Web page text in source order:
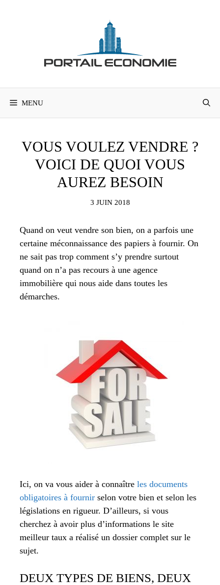
MENU
VOUS VOULEZ VENDRE ?
VOICI DE QUOI VOUS
AUREZ BESOIN
3 JUIN 2018
Quand on veut vendre son bien, on a parfois une
certaine méconnaissance des papiers à fournir. On
ne sait pas trop comment s’y prendre surtout
quand on n’a pas recours à une agence
immobilière qui nous aide dans toutes les
démarches.
Ici, on va vous aider à connaître les documents
obligatoires à fournir selon votre bien et selon les
législations en rigueur. D’ailleurs, si vous
cherchez à avoir plus d’informations le site
meilleur taux a réalisé un dossier complet sur le
sujet.
DEUX TYPES DE BIENS, DEUX